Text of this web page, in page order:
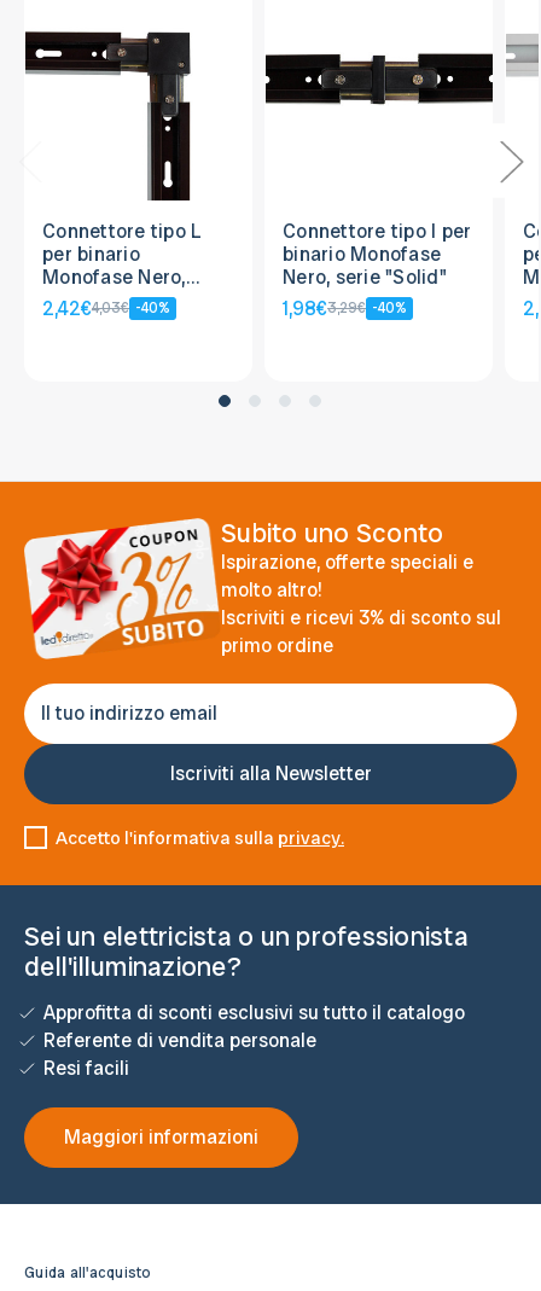
Connettore tipo L
per binario
Monofase Nero,
serie "Solid"
2,42€4,03€ -40%
Connettore tipo I per
binario Monofase
Nero, serie "Solid"
1,98€3,29€ -40%
Subito uno Sconto
Ispirazione, offerte speciali e
molto altro!
Iscriviti e ricevi 3% di sconto sul
primo ordine
Accetto l'informativa sulla privacy.
Sei un elettricista o un professionista
dell'illuminazione?
Approfitta di sconti esclusivi su tutto il catalogo
Referente di vendita personale
Resi facili
Maggiori informazioni
Guida all'acquisto